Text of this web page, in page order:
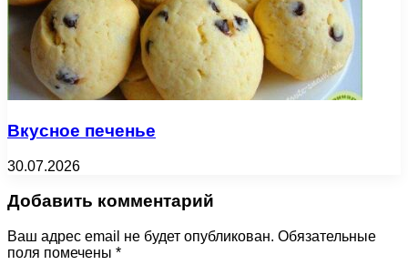
Вкусное печенье
30.07.2026
Добавить комментарий
Ваш адрес email не будет опубликован. Обязательные
поля помечены *